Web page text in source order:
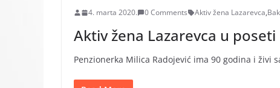
4. marta 2020. 0 Comments Aktiv žena Lazarevca,
Aktiv žena Lazarevca u
Penzionerka Milica Radojević ima 90 godina i živi